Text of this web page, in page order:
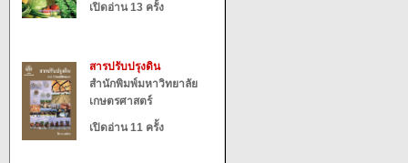
เปิดอ่าน 13 ครั้ง
สารปรับปรุงดิน
สำนักพิมพ์มหาวิทยาลัย
เกษตรศาสตร์
เปิดอ่าน 11 ครั้ง